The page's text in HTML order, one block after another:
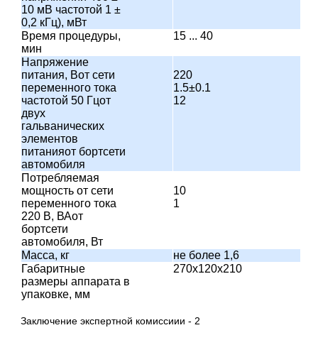
10 мВ частотой 1 ±
0,2 кГц), мВт
Время процедуры,
мин
15 ... 40
Напряжение
питания, Вот сети
переменного тока
частотой 50 Гцот
двух
гальванических
элементов
питанияот бортсети
автомобиля
220
1.5±0.1
12
Потребляемая
мощность от сети
переменного тока
220 В, ВАот
бортсети
автомобиля, Вт
10
1
Масса, кг
не более 1,6
Габаритные
размеры аппарата в
упаковке, мм
270х120х210
Заключение экспертной комиссиии - 2